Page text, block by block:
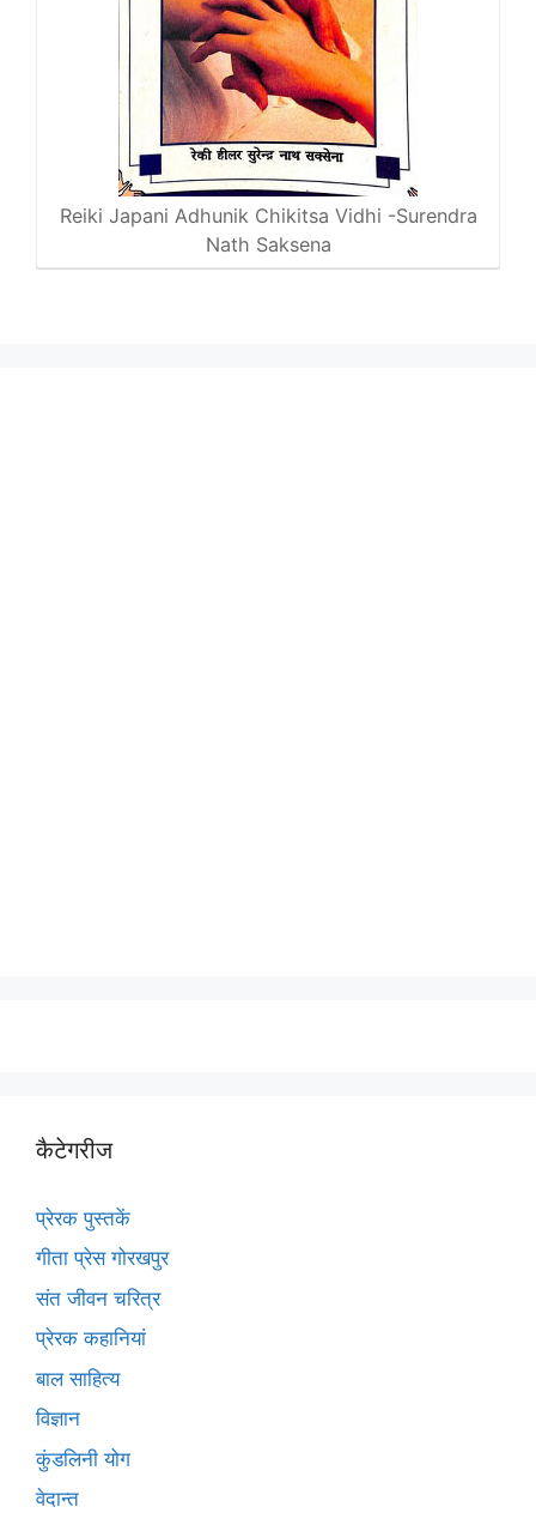
Reiki Japani Adhunik Chikitsa Vidhi -Surendra
Nath Saksena
कैटेगरीज
प्रेरक पुस्तकें
गीता प्रेस गोरखपुर
संत जीवन चरित्र
प्रेरक कहानियां
बाल साहित्य
विज्ञान
कुंडलिनी योग
वेदान्त